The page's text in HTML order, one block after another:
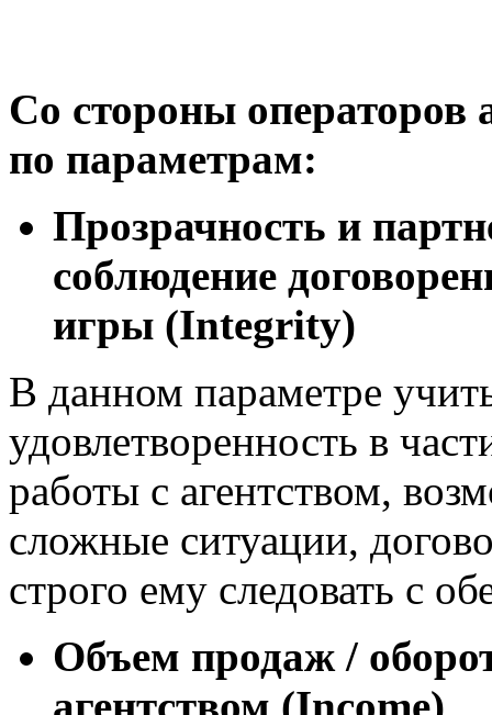
Со стороны операторов
по параметрам:
Прозрачность и
соблюдение
игры (Integrity)
В данном параметре
удовлетворенность в
работы с агентством,
сложные ситуации,
строго ему следовать с
Объем продаж /
агентством (Income)